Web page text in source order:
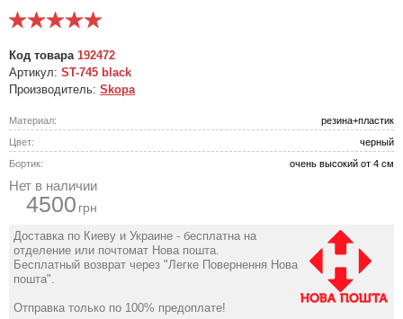
Код товара 192472
Артикул: ST-745 black
Производитель: Skopa
Материал:
резина+пластик
Цвет:
черный
Бортик:
очень высокий от 4 см
Нет в наличии
4500 грн
Доставка по Киеву и Украине - бесплатна на
отделение или почтомат Нова пошта.
Бесплатный возврат через "Легке Повернення Нова
пошта".
Отправка только по 100% предоплате!